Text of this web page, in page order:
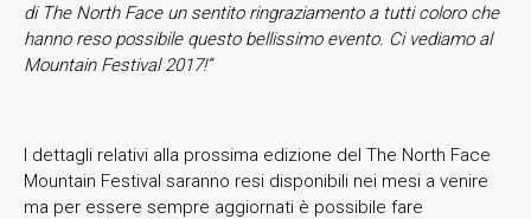
di The North Face un sentito ringraziamento a tutti coloro che
hanno reso possibile questo bellissimo evento. Ci vediamo al
Mountain Festival 2017!”
I dettagli relativi alla prossima edizione del The North Face
Mountain Festival saranno resi disponibili nei mesi a venire
ma per essere sempre aggiornati è possibile fare